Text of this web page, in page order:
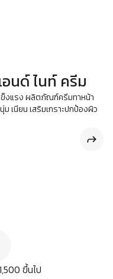
นด์ ไนท์ ครีม
งแรง ผลิตภัณฑ์ครีมทาหน้า
เนียน เสริมเกราะปกป้องผิว
ขึ้นไป